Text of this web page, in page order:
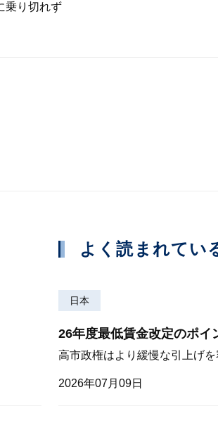
乗り切れず
よく読まれてい
日本
26年度最低賃金改定のポ
高市政権はより緩慢な引上げ
2026年07月09日